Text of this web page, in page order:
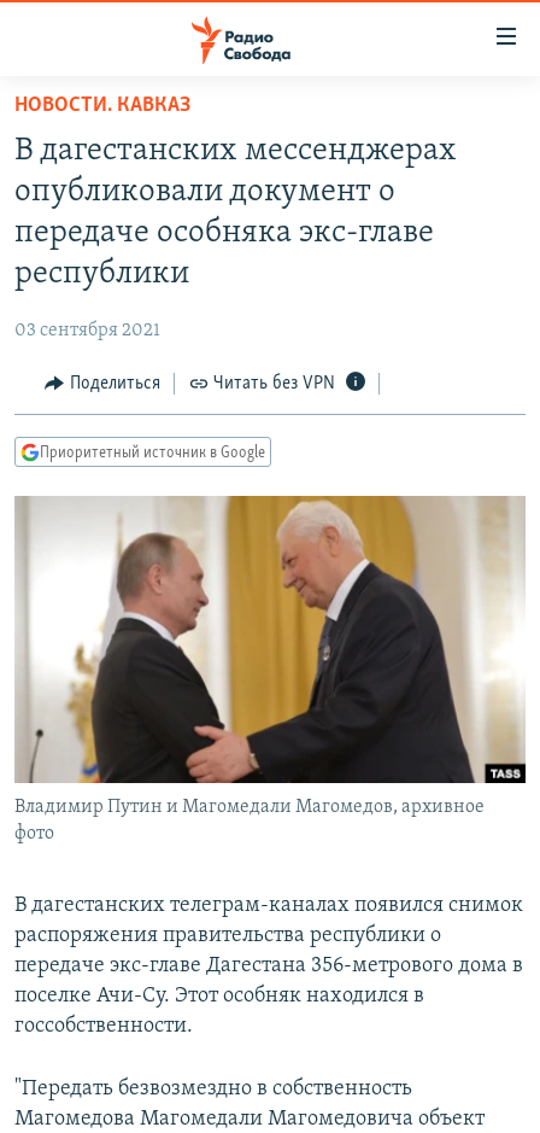
упрощенного
доступа
Вернуться
основному
содержанию
Вернутся
навигации
Вернутся
ПОДКАСТЫ
АВТОРСКИЕ ПРОЕКТЫ
ЦИТАТЫ СВОБОДЫ
КУЛЬТУРА
IDEL.РЕАЛИИ
КАВКАЗ.РЕАЛИИ
СИБИРЬ.РЕАЛИИ
РАСПИСАНИЕ ВЕЩАНИЯ
ПОДПИШИТЕСЬ НА РАССЫЛКУ
СОЦИАЛЬНЫЕ СЕТИ
Все сайты РСЕ/РС
НОВОСТИ. КАВКАЗ
В дагестанских мессенджерах
опубликовали документ о
передаче особняка экс-главе
республики
03 сентября 2021
Поделиться Читать без VPN
Приоритетный источник в Google
Владимир Путин и Магомедали Магомедов, архивное
фото
В дагестанских телеграм-каналах появился снимок
распоряжения правительства республики о
передаче экс-главе Дагестана 356-метрового дома в
поселке Ачи-Су. Этот особняк находился в
госсобственности.
"Передать безвозмездно в собственность
Магомедова Магомедали Магомедовича объект